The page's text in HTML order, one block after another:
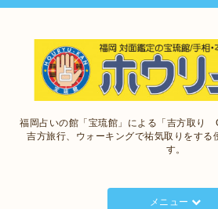
福岡占いの館「宝琉館」による「吉方取り
吉方旅行、ウォーキングで祐気取りをす
す。
メニュー